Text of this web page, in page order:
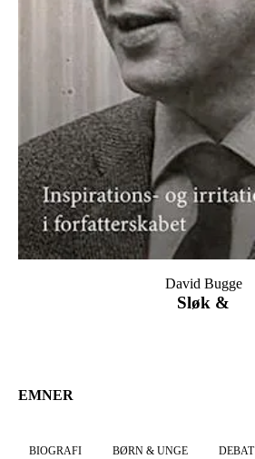
Sløk &
David Bugge
EMNER
BIOGRAFI BØRN & UNGE DEBAT